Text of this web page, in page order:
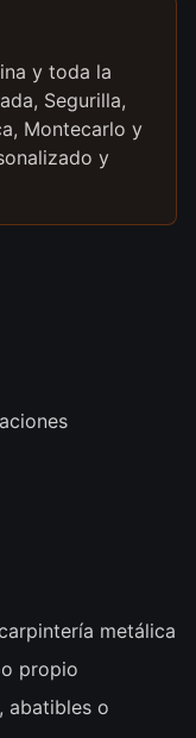
y toda la
Segurilla,
Montecarlo y
y
metálica
propio
abatibles o